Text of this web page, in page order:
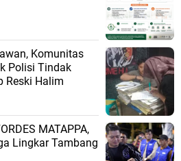
Komunitas
Polisi Tindak
Reski Halim
MATAPPA,
Lingkar Tambang